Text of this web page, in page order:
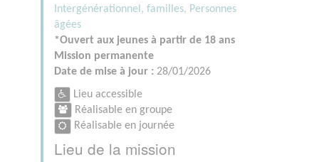
Intergénérationnel, familles, Personnes
âgées
*Ouvert aux jeunes à partir de 18 ans
Mission permanente
Date de mise à jour : 28/01/2026
Lieu accessible
Réalisable en groupe
Réalisable en journée
Lieu de la mission